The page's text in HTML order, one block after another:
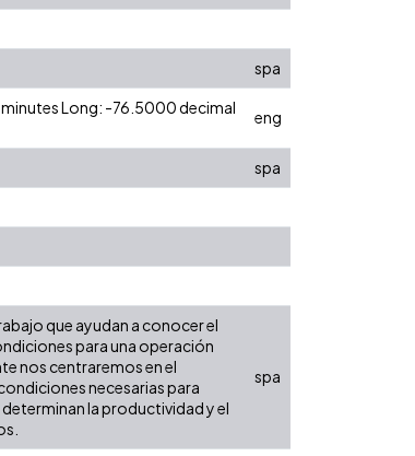
spa
Long: -76.5000 decimal
eng
spa
que ayudan a conocer el
para una operación
nos centraremos en el
necesarias para
la productividad y el
spa